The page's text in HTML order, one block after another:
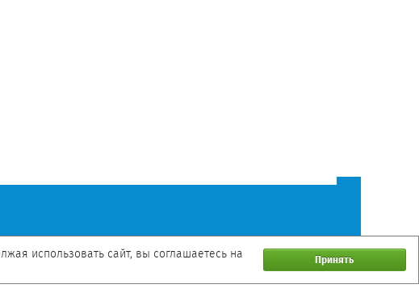
использовать сайт, вы соглашаетесь на
Принять